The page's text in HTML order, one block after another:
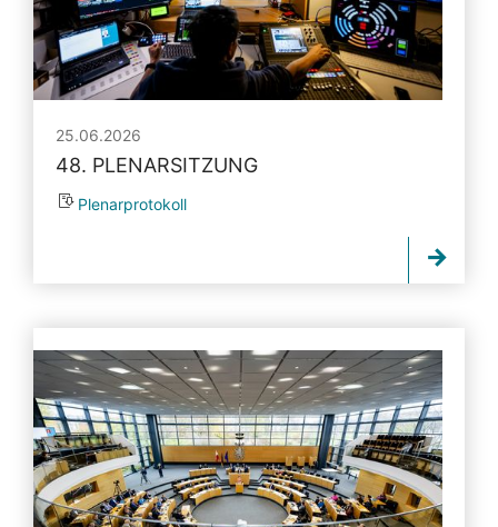
25.06.2026
48. PLENARSITZUNG
Plenarprotokoll